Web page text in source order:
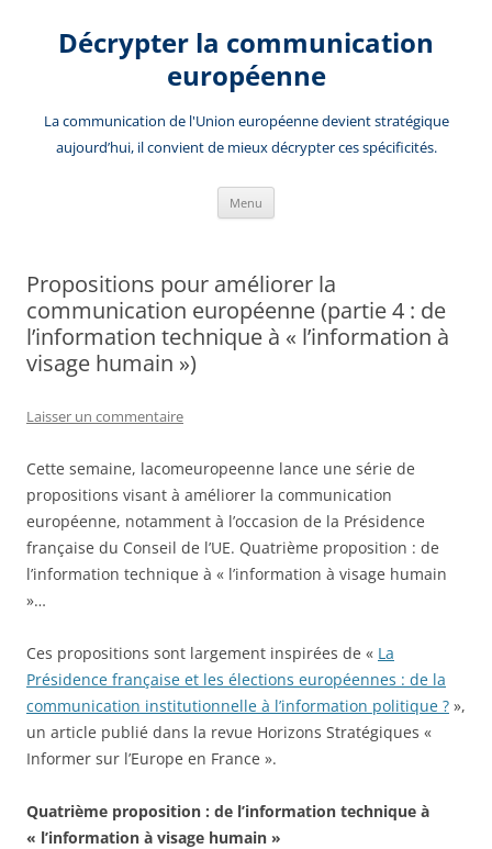
contenuDécrypter la communication
européenne
La communication de l'Union européenne devient stratégique
aujourd’hui, il convient de mieux décrypter ces spécificités.
Menu
Propositions pour améliorer la
communication européenne (partie 4 : de
l’information technique à « l’information à
visage humain »)
Laisser un commentaire
Cette semaine, lacomeuropeenne lance une série de
propositions visant à améliorer la communication
européenne, notamment à l’occasion de la Présidence
française du Conseil de l’UE. Quatrième proposition : de
l’information technique à « l’information à visage humain
»…
Ces propositions sont largement inspirées de « La
Présidence française et les élections européennes : de la
communication institutionnelle à l’information politique ? »,
un article publié dans la revue Horizons Stratégiques «
Informer sur l’Europe en France ».
Quatrième proposition : de l’information technique à
« l’information à visage humain »